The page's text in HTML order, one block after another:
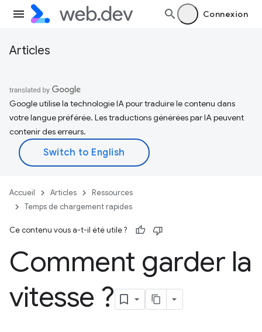
Connexion
Articles
Google utilise la technologie IA pour traduire le contenu dans
votre langue préférée. Les traductions générées par IA peuvent
contenir des erreurs.
Accueil Articles
Ressources
Temps de chargement rapides
Ce contenu vous a-t-il été utile ?
Comment garder la
vitesse ?